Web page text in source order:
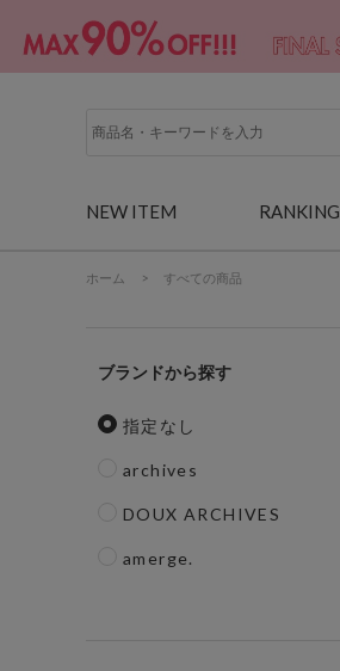
NEW ITEM RANKING
ホーム > すべての商品
ブランド
指定なし
archives
DOUX ARCHIVES
amerge.